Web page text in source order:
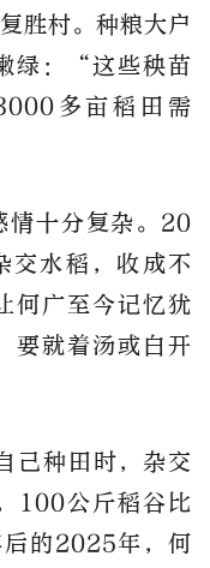
胜村。种粮大户
绿：“这些秧苗
多亩稻田需
情十分复杂。20
交水稻，收成不
何广至今记忆犹
就着汤或白开
己种田时，杂交
100公斤稻谷比
的2025年，何